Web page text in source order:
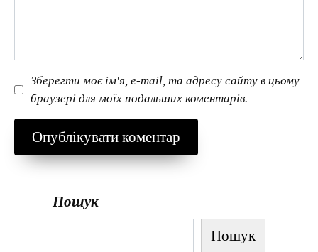
Зберегти моє ім'я, e-mail, та адресу сайту в цьому
браузері для моїх подальших коментарів.
Пошук
Пошук